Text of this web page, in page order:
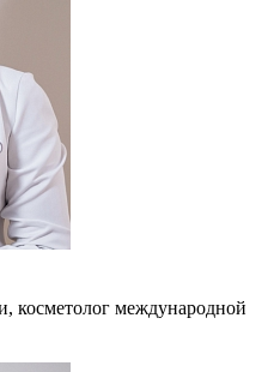
косметолог международной